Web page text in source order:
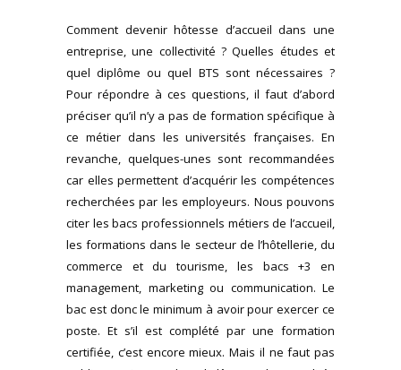
Comment devenir hôtesse d’accueil dans une
entreprise, une collectivité ? Quelles études et
quel diplôme ou quel BTS sont nécessaires ?
Pour répondre à ces questions, il faut d’abord
préciser qu’il n’y a pas de formation spécifique à
ce métier dans les universités françaises. En
revanche, quelques-unes sont recommandées
car elles permettent d’acquérir les compétences
recherchées par les employeurs. Nous pouvons
citer les bacs professionnels métiers de l’accueil,
les formations dans le secteur de l’hôtellerie, du
commerce et du tourisme, les bacs +3 en
management, marketing ou communication. Le
bac est donc le minimum à avoir pour exercer ce
poste. Et s’il est complété par une formation
certifiée, c’est encore mieux. Mais il ne faut pas